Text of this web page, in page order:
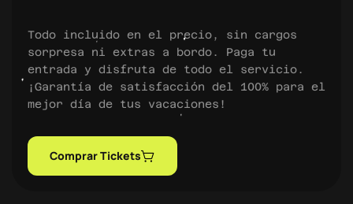
Todo incluido en el precio, sin cargos
sorpresa ni extras a bordo. Paga tu
entrada y disfruta de todo el servicio.
¡Garantía de satisfacción del 100% para el
mejor día de tus vacaciones!
Comprar Tickets